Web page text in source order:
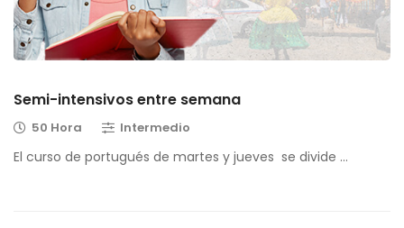
Semi-intensivos entre semana
50 Hora Intermedio
El curso de portugués de martes y jueves se divide …